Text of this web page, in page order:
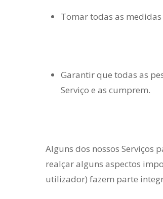
Tomar todas as
Garantir que todas as
Serviço e as cumprem.
Alguns dos nossos Serviços
realçar alguns aspectos
utilizador) fazem parte